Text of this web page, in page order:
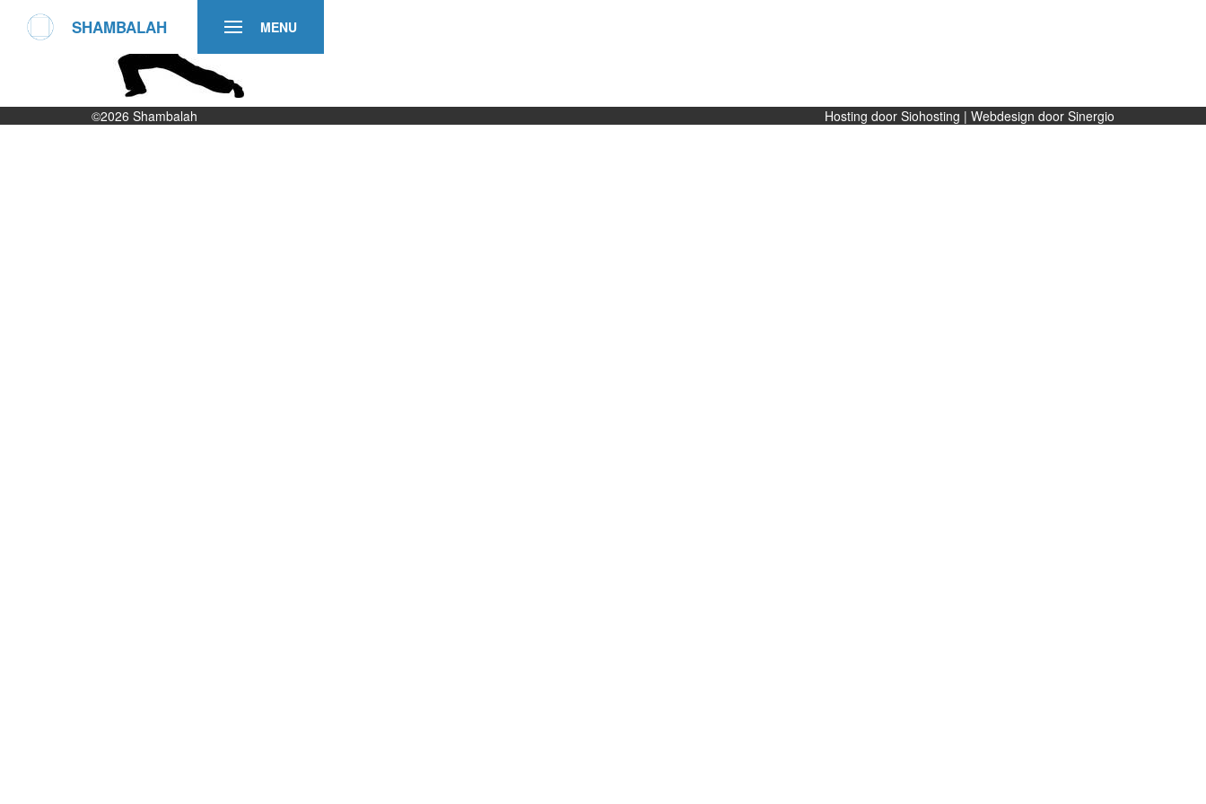
SHAMBALAH MENU
©2026 Shambalah Hosting door Siohosting | Webdesign door Sinergio